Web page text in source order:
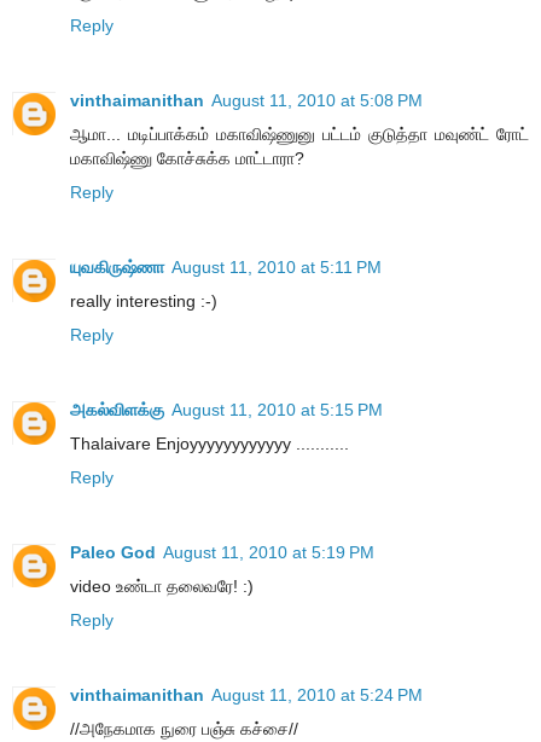
Reply
vinthaimanithan August 11, 2010 at 5:08 PM
ஆமா... மடிப்பாக்கம் மகாவிஷ்ணுனு பட்டம் குடுத்தா மவுண்ட் ரோட்
மகாவிஷ்ணு கோச்சுக்க மாட்டாரா?
Reply
யுவகிருஷ்ணா August 11, 2010 at 5:11 PM
really interesting :-)
Reply
அகல்விளக்கு August 11, 2010 at 5:15 PM
Thalaivare Enjoyyyyyyyyyyyy ...........
Reply
Paleo God August 11, 2010 at 5:19 PM
video உண்டா தலைவரே! :)
Reply
vinthaimanithan August 11, 2010 at 5:24 PM
//அநேகமாக நுரை பஞ்சு கச்சை//